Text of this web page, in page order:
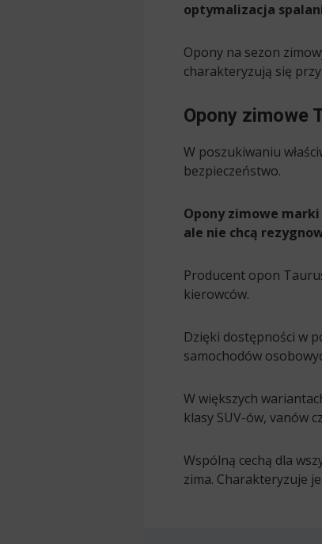
optymalizacja
Opony na sezon
charakteryzują się
Opony zimowe
W poszukiwaniu
bezpieczeństwo.
Opony zimowe
ale nie chcą
Producent opon
kierowców.
Dzięki dostępności w
samochodów
W większych
klasy SUV-ów, vanów
Wspólną cechą dla
zima. Charakteryzuje